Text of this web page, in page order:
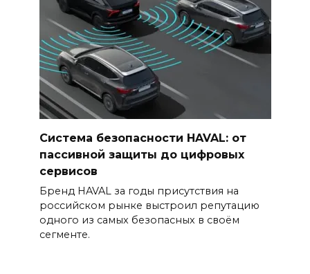
Система безопасности HAVAL: от
пассивной защиты до цифровых
сервисов
Бренд HAVAL за годы присутствия на
российском рынке выстроил репутацию
одного из самых безопасных в своём
сегменте.